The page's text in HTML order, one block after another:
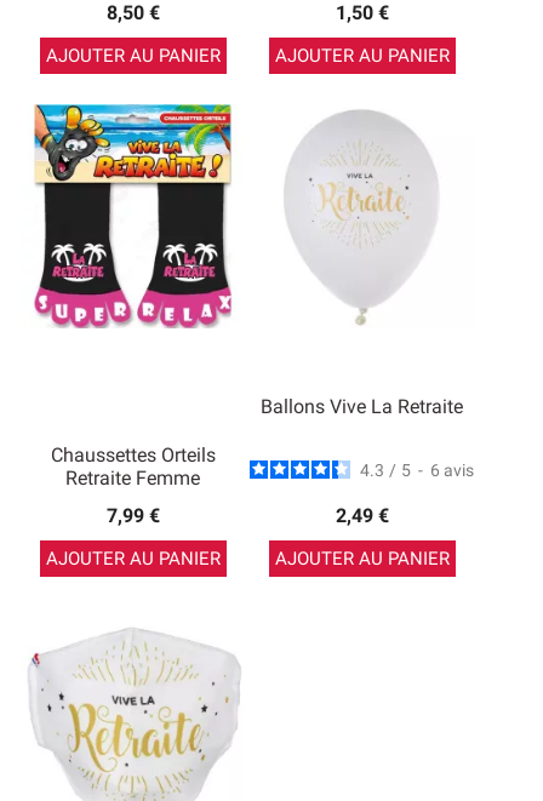
8,50 €
AJOUTER AU PANIER
1,50 €
AJOUTER AU PANIER
Chaussettes Orteils
Retraite Femme
7,99 €
AJOUTER AU PANIER
Ballons Vive La Retraite
4.3 / 5 - 6 avis
2,49 €
AJOUTER AU PANIER